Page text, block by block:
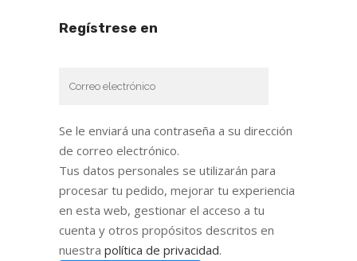
Regístrese en
Se le enviará una contraseña a su dirección
de correo electrónico.
Tus datos personales se utilizarán para
procesar tu pedido, mejorar tu experiencia
en esta web, gestionar el acceso a tu
cuenta y otros propósitos descritos en
nuestra política de privacidad.